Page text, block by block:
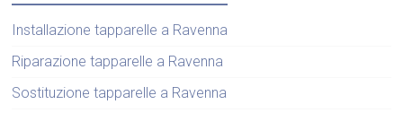
Installazione tapparelle a Ravenna
Riparazione tapparelle a Ravenna
Sostituzione tapparelle a Ravenna